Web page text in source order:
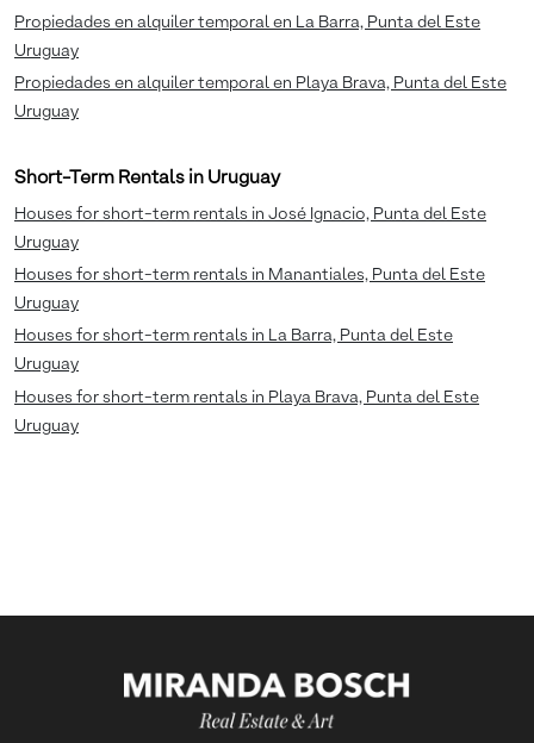
Propiedades en alquiler temporal en La Barra, Punta del Este
Uruguay
Propiedades en alquiler temporal en Playa Brava, Punta del Este
Uruguay
Short-Term Rentals in Uruguay
Houses for short-term rentals in José Ignacio, Punta del Este
Uruguay
Houses for short-term rentals in Manantiales, Punta del Este
Uruguay
Houses for short-term rentals in La Barra, Punta del Este
Uruguay
Houses for short-term rentals in Playa Brava, Punta del Este
Uruguay